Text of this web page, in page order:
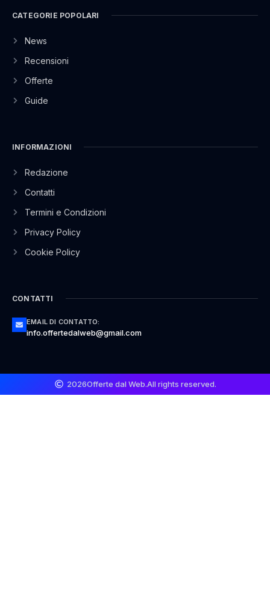
CATEGORIE POPOLARI
News
Recensioni
Offerte
Guide
INFORMAZIONI
Redazione
Contatti
Termini e Condizioni
Privacy Policy
Cookie Policy
CONTATTI
EMAIL DI CONTATTO:
info.offertedalweb@gmail.com
2026Offerte dal Web.All rights reserved.